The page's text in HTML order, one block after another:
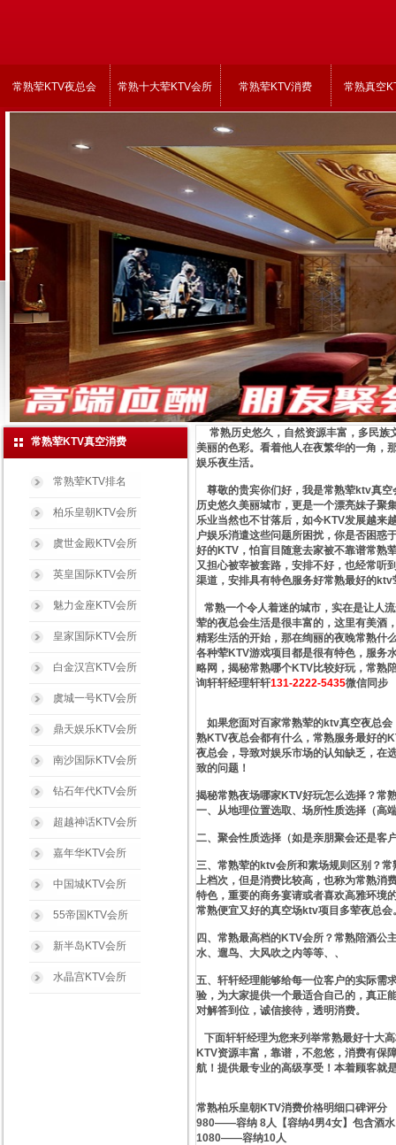
常熟荤KTV夜总会 常熟十大荤KTV会所 常熟荤KTV消费 常熟真空
常熟荤KTV真空消费
常熟荤KTV排名
柏乐皇朝KTV会所
虞世金殿KTV会所
英皇国际KTV会所
魅力金座KTV会所
皇家国际KTV会所
白金汉宫KTV会所
虞城一号KTV会所
鼎天娱乐KTV会所
南沙国际KTV会所
钻石年代KTV会所
超越神话KTV会所
嘉年华KTV会所
中国城KTV会所
55帝国KTV会所
新半岛KTV会所
水晶宫KTV会所
常熟历史悠久，自然资源丰富，多民族
美丽的色彩。看着他人在夜繁华的一角，
娱乐夜生活。
尊敬的贵宾你们好，我是常熟荤ktv真空
历史悠久美丽城市，更是一个漂亮妹子聚
乐业当然也不甘落后，如今KTV发展越来
户娱乐消遣这些问题所困扰，你是否困惑
好的KTV，怕盲目随意去家被不靠谱常熟
又担心被宰被套路，安排不好，也经常听
渠道，安排具有特色服务好常熟最好的ktv
常熟一个令人着迷的城市，实在是让人
荤的夜总会生活是很丰富的，这里有美酒
精彩生活的开始，那在绚丽的夜晚常熟什
各种荤KTV游戏项目都是很有特色，服务
略网，揭秘常熟哪个KTV比较好玩，常熟
询轩轩经理轩轩131-2222-5435微信同步
如果您面对百家常熟荤的ktv真空夜总会
熟KTV夜总会都有什么，常熟服务最好的
夜总会，导致对娱乐市场的认知缺乏，在
致的问题！
揭秘常熟夜场哪家KTV好玩怎么选择？常
一、从地理位置选取、场所性质选择（高
二、聚会性质选择（如是亲朋聚会还是客
三、常熟荤的ktv会所和素场规则区别？
上档次，但是消费比较高，也称为常熟消
特色，重要的商务宴请或者喜欢高雅环境
常熟便宜又好的真空场ktv项目多荤夜总会
四、常熟最高档的KTV会所？常熟陪酒公
水、遛鸟、大风吹之内等等、、
五、轩轩经理能够给每一位客户的实际需
验，为大家提供一个最适合自己的，真正
对解答到位，诚信接待，透明消费。
下面轩轩经理为您来列举常熟最好十大
KTV资源丰富，靠谱，不忽悠，消费有保
航！提供最专业的高级享受！本着顾客就
常熟柏乐皇朝KTV消费价格明细口碑评分
980——容纳 8人【容纳4男4女】包含酒水
1080——容纳10人